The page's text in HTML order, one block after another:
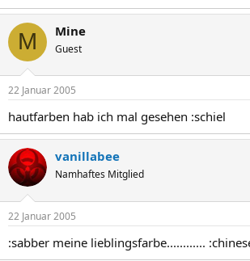
M Mine
Guest
22 Januar 2005
hautfarben hab ich mal gesehen :schiel
vanillabee
Namhaftes Mitglied
22 Januar 2005
:sabber meine lieblingsfarbe............